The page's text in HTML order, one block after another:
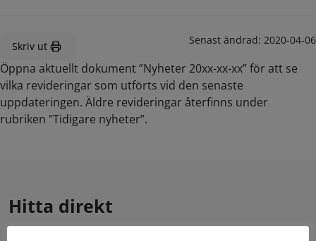
Skriv ut Senast ändrad: 2020-04-06
Öppna aktuellt dokument ”Nyheter 20xx-xx-xx” för att se
vilka revideringar som utförts vid den senaste
uppdateringen. Äldre revideringar återfinns under
rubriken "Tidigare nyheter”.
Hitta direkt